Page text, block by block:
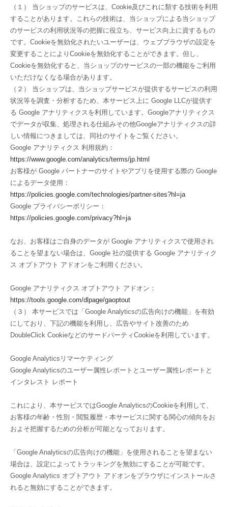
（１） 当ショップのサービスは、Cookie及びこれに類する技術を利用
することがあります。これらの技術は、当ショップによる当ショップ
のサービスの利用状況等の把握に役立ち、サービス向上に資するもの
です。Cookieを無効化されたいユーザーは、ウェブブラウザの設定を
変更することによりCookieを無効化することができます。但し、
Cookieを無効化すると、当ショップのサービスの一部の機能をご利用
いただけなくなる場合があります。
（２） 当ショップは、当ショップサービスが提供するサービスの利用
状況等を調査・分析するため、本サービス上に Google LLCが提供す
る Google アナリティクスを利用しています。Googleアナリティクス
でデータが収集、処理される仕組みその他Googleアナリティクスの詳
しい情報につきましては、同社のサイトをご覧ください。
Google アナリティクス 利用規約：
https://www.google.com/analytics/terms/jp.html
お客様が Google パートナーのサイトやアプリを使用する際の Google
によるデータ使用：
https://policies.google.com/technologies/partner-sites?hl=ja
Google プライバシーポリシー：
https://policies.google.com/privacy?hl=ja
なお、お客様はご自身のデータが Google アナリティクスで使用され
ることを望まない場合は、Google 社の提供する Google アナリティク
ス オプトアウト アドオンをご利用ください。
Google アナリティクス オプトアウト アドオン：
https://tools.google.com/dlpage/gaoptout
（３） 本サービスでは「Google Analyticsの広告向けの機能」を有効
にしており、下記の機能を利用し、広告やサイト改善のため
DoubleClick CookieなどのサードパーティCookieを利用しています。
Google Analyticsリマーケティング
Google Analyticsのユーザー属性レポートとユーザー属性レポートと
インタレスト レポート
これにより、本サービスではGoogle AnalyticsのCookieを利用して、
お客様の年齢・性別・閲覧履歴・本サービスに関する関心の傾向をお
およそ把握するための分析が可能となっております。
「Google Analyticsの広告向けの機能」を使用されることを望まない
場合は、設定によってトラッキングを無効にすることが可能です。
Google Analytics オプトアウト アドオンをブラウザにインストールさ
れると無効にすることができます。